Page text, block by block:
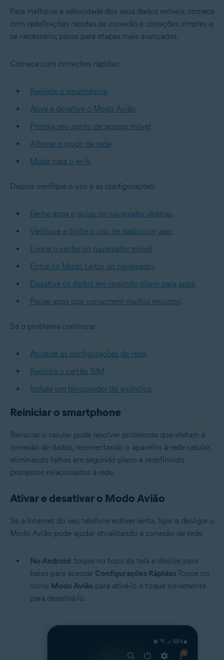
Para melhorar a velocidade dos seus dados móveis, comece
com redefinições rápidas de conexão e correções simples e,
se necessário, passe para etapas mais avançadas.
Comece com correções rápidas:
Reinicie o smartphone.
Ative e desative o Modo Avião.
Proteja seu ponto de acesso móvel .
Alterne o modo de rede.
Mude para o wi-fi.
Depois verifique o uso e as configurações:
Feche apps e guias do navegador abertas.
Verifique e limite o uso de dados por app.
Limpe o cache no navegador móvel .
Entre no Modo Leitor do navegador.
Desative os dados em segundo plano para apps.
Pause apps que consomem muitos recursos.
Se o problema continuar:
Atualize as configurações de rede.
Reinsira o cartão SIM.
Instale um bloqueador de anúncios.
Reiniciar o smartphone
Reiniciar o celular pode resolver problemas que afetam a
conexão de dados, reconectando o aparelho à rede celular,
eliminando falhas em segundo plano e redefinindo
processos relacionados à rede.
Ativar e desativar o Modo Avião
Se a Internet do seu telefone estiver lenta, ligar e desligar o
Modo Avião pode ajudar atualizando a conexão de rede.
No Android: toque no topo da tela e deslize para
baixo para acessar Configurações Rápidas Toque no
ícone Modo Avião para ativá-lo e toque novamente
para desativá-lo.